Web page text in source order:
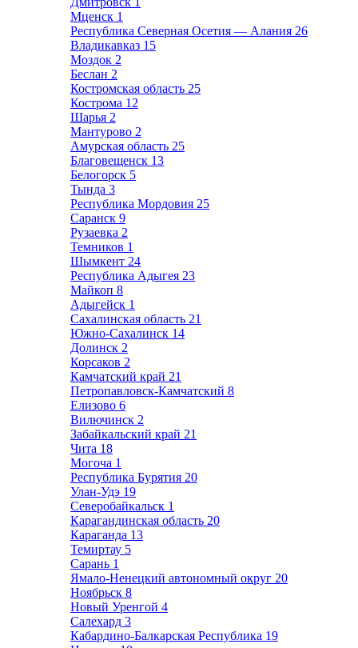
Мценск 1
Республика Северная Осетия — Алания 26
Владикавказ 15
Моздок 2
Беслан 2
Костромская область 25
Кострома 12
Шарья 2
Мантурово 2
Амурская область 25
Благовещенск 13
Белогорск 5
Тында 3
Республика Мордовия 25
Саранск 9
Рузаевка 2
Темников 1
Шымкент 24
Республика Адыгея 23
Майкоп 8
Адыгейск 1
Сахалинская область 21
Южно-Сахалинск 14
Долинск 2
Корсаков 2
Камчатский край 21
Петропавловск-Камчатский 8
Елизово 6
Вилючинск 2
Забайкальский край 21
Чита 18
Могоча 1
Республика Бурятия 20
Улан-Удэ 19
Северобайкальск 1
Карагандинская область 20
Караганда 13
Темиртау 5
Сарань 1
Ямало-Ненецкий автономный округ 20
Ноябрьск 8
Новый Уренгой 4
Салехард 3
Кабардино-Балкарская Республика 19